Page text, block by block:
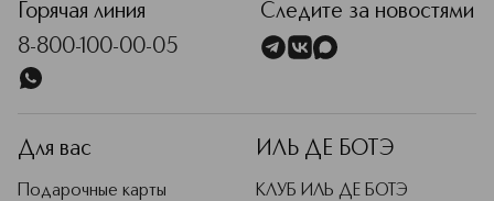
Горячая линия
8-800-100-00-05
Следите за новостями
Для вас
Подарочные карты
ИЛЬ ДЕ БОТЭ
КЛУБ ИЛЬ ДЕ БОТЭ